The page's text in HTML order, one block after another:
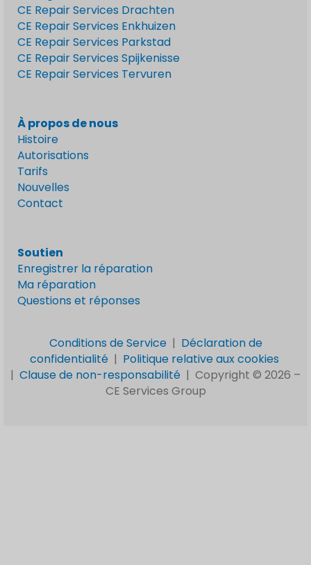
CE Repair Services Drachten
CE Repair Services Enkhuizen
CE Repair Services Parkstad
CE Repair Services Spijkenisse
CE Repair Services Tervuren
À propos de nous
Histoire
Autorisations
Tarifs
Nouvelles
Contact
Soutien
Enregistrer la réparation
Ma réparation
Questions et réponses
Conditions de Service| Déclaration de
confidentialité| Politique relative aux cookies
| Clause de non-responsabilité | Copyright © 2026 –
CE Services Group